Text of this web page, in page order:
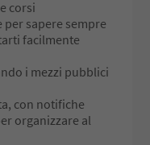
corsi
sapere sempre
facilmente
i mezzi pubblici
con notifiche
organizzare al